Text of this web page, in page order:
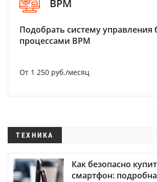
BPM
Подобрать систему управления
процессами BPM
От 1 250 руб./месяц
ТЕХНИКА
Как безопасно
смартфон: